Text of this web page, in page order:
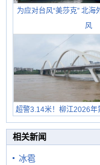
为应对台风“美莎克” 北
风
超警3.14米！柳江2026年
在堤岸见
相关新闻
冰雹